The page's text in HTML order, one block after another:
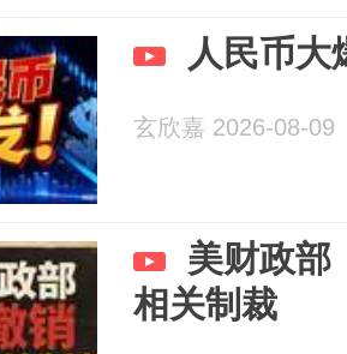
人民币大
玄欣嘉 2026-08-09
美财政部
相关制裁